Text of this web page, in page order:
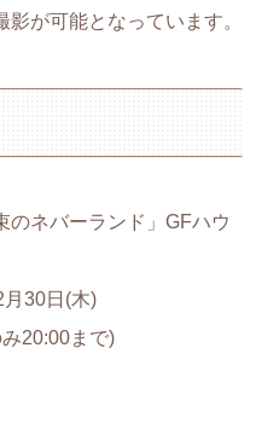
が可能となっています。
のネバーランド」GFハウ
月30日(木)
20:00まで)